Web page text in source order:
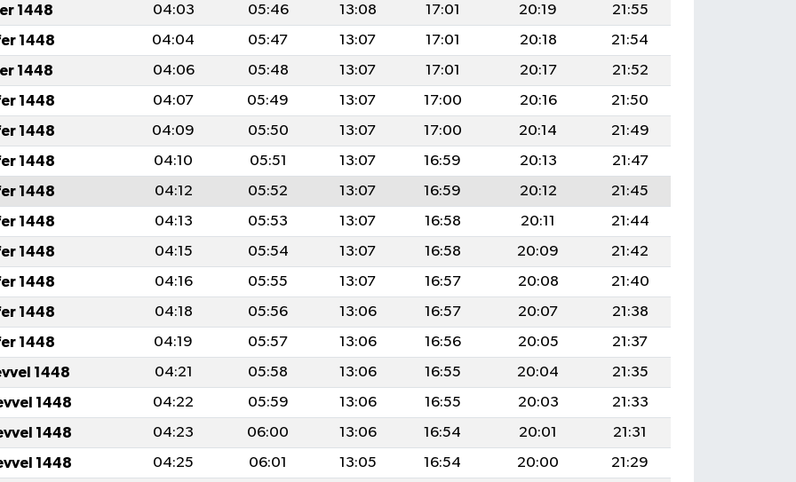
1448 04:03 05:46 13:08 17:01 20:19
21:55
1448 04:04 05:47 13:07 17:01 20:18
21:54
1448 04:06 05:48 13:07 17:01 20:17
21:52
1448 04:07 05:49 13:07 17:00 20:16
21:50
1448 04:09 05:50 13:07 17:00 20:14
21:49
1448 04:10 05:51 13:07 16:59 20:13
21:47
1448 04:12 05:52 13:07 16:59 20:12
21:45
1448 04:13 05:53 13:07 16:58 20:11
21:44
1448 04:15 05:54 13:07 16:58 20:09
21:42
1448 04:16 05:55 13:07 16:57 20:08
21:40
1448 04:18 05:56 13:06 16:57 20:07
21:38
1448 04:19 05:57 13:06 16:56 20:05
21:37
1448 04:21 05:58 13:06 16:55 20:04
21:35
1448 04:22 05:59 13:06 16:55 20:03
21:33
1448 04:23 06:00 13:06 16:54 20:01
21:31
1448 04:25 06:01 13:05 16:54 20:00
21:29